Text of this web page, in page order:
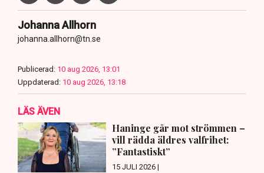
Johanna Allhorn
johanna.allhorn@tn.se
Publicerad: 10 aug 2026, 13:01
Uppdaterad: 10 aug 2026, 13:18
LÄS ÄVEN
Haninge går mot strömmen –
vill rädda äldres valfrihet:
”Fantastiskt”
15 JULI 2026 |